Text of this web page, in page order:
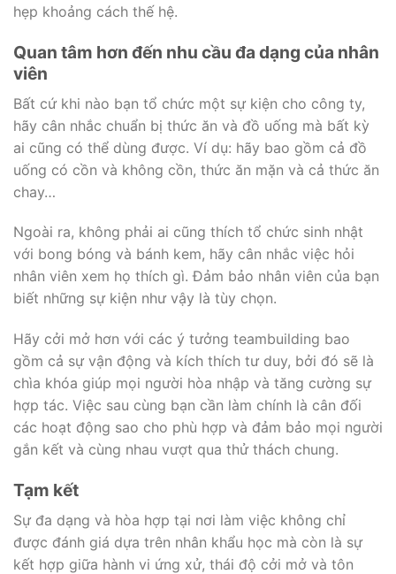
hẹp khoảng cách thế hệ.
Quan tâm hơn đến nhu cầu đa dạng của nhân
viên
Bất cứ khi nào bạn tổ chức một sự kiện cho công ty,
hãy cân nhắc chuẩn bị thức ăn và đồ uống mà bất kỳ
ai cũng có thể dùng được. Ví dụ: hãy bao gồm cả đồ
uống có cồn và không cồn, thức ăn mặn và cả thức ăn
chay…
Ngoài ra, không phải ai cũng thích tổ chức sinh nhật
với bong bóng và bánh kem, hãy cân nhắc việc hỏi
nhân viên xem họ thích gì. Đảm bảo nhân viên của bạn
biết những sự kiện như vậy là tùy chọn.
Hãy cởi mở hơn với các ý tưởng teambuilding bao
gồm cả sự vận động và kích thích tư duy, bởi đó sẽ là
chìa khóa giúp mọi người hòa nhập và tăng cường sự
hợp tác. Việc sau cùng bạn cần làm chính là cân đối
các hoạt động sao cho phù hợp và đảm bảo mọi người
gắn kết và cùng nhau vượt qua thử thách chung.
Tạm kết
Sự đa dạng và hòa hợp tại nơi làm việc không chỉ
được đánh giá dựa trên nhân khẩu học mà còn là sự
kết hợp giữa hành vi ứng xử, thái độ cởi mở và tôn